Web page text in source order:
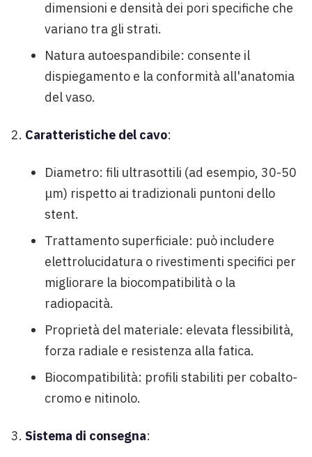
dimensioni e densità dei pori specifiche che
variano tra gli strati.
Natura autoespandibile: consente il
dispiegamento e la conformità all'anatomia
del vaso.
Caratteristiche del cavo:
Diametro: fili ultrasottili (ad esempio, 30-50
μm) rispetto ai tradizionali puntoni dello
stent.
Trattamento superficiale: può includere
elettrolucidatura o rivestimenti specifici per
migliorare la biocompatibilità o la
radiopacità.
Proprietà del materiale: elevata flessibilità,
forza radiale e resistenza alla fatica.
Biocompatibilità: profili stabiliti per cobalto-
cromo e nitinolo.
Sistema di consegna: